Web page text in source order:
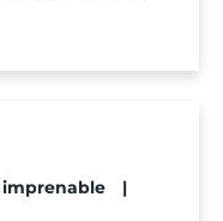
imprenable
|